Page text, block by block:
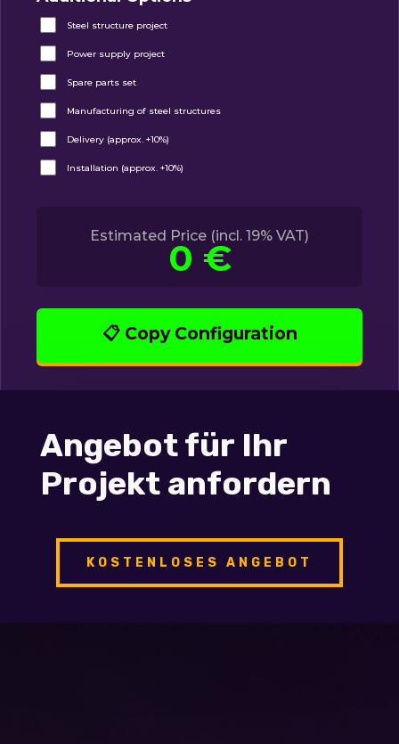
Steel structure project
Power supply project
Spare parts set
Manufacturing of steel structures
Delivery (approx. +10%)
Installation (approx. +10%)
Estimated Price (incl. 19% VAT)
0 €
📋 Copy Configuration
Angebot für Ihr
Projekt anfordern
KOSTENLOSES ANGEBOT